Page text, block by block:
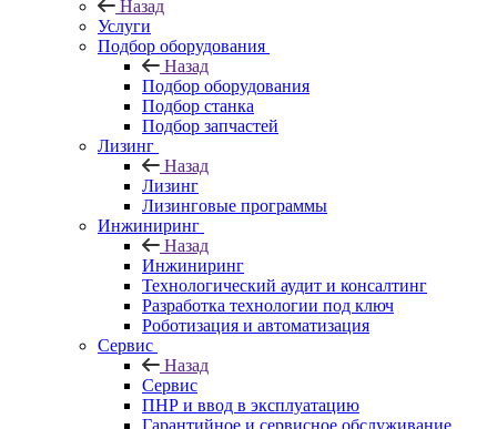
Назад
Услуги
Подбор оборудования
Назад
Подбор оборудования
Подбор станка
Подбор запчастей
Лизинг
Назад
Лизинг
Лизинговые программы
Инжиниринг
Назад
Инжиниринг
Технологический аудит и консалтинг
Разработка технологии под ключ
Роботизация и автоматизация
Сервис
Назад
Сервис
ПНР и ввод в эксплуатацию
Гарантийное и сервисное обслуживание